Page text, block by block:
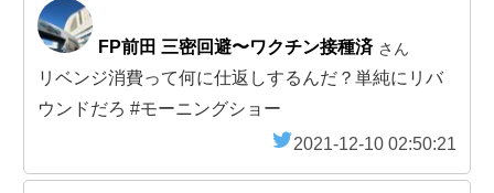
FP前田 三密回避〜ワクチン接種済 さん
リベンジ消費って何に仕返しするんだ？単純にリバ
ウンドだろ #モーニングショー
2021-12-10 02:50:21